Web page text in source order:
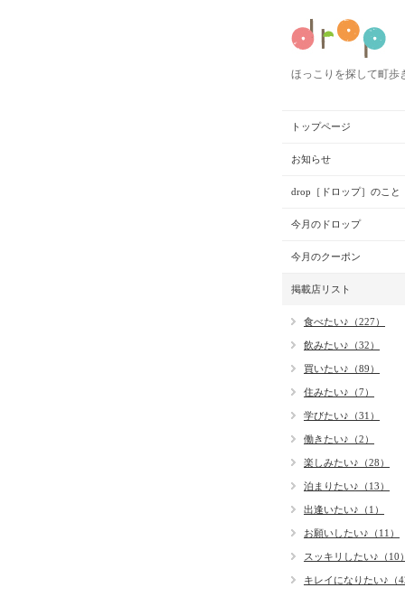
ほっこりを探して町歩
トップページ
お知らせ
drop［ドロップ］のこと
今月のドロップ
今月のクーポン
掲載店リスト
食べたい♪（227）
飲みたい♪（32）
買いたい♪（89）
住みたい♪（7）
学びたい♪（31）
働きたい♪（2）
楽しみたい♪（28）
泊まりたい♪（13）
出逢いたい♪（1）
お願いしたい♪（11）
スッキリしたい♪（10）
キレイになりたい♪（